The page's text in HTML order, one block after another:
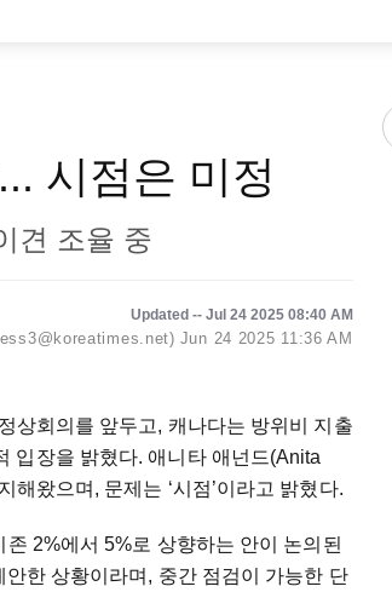
시점은 미정
견 조율 중
Updated -- Jul 24 2025 08:40 AM
Jun 24 2025 11:36 AM
상회의를 앞두고, 캐나다는 방위비 지출
입장을 밝혔다. 애니타 애넌드(Anita
왔으며, 문제는 ‘시점’이라고 밝혔다.
2%에서 5%로 상향하는 안이 논의된
한 상황이라며, 중간 점검이 가능한 단